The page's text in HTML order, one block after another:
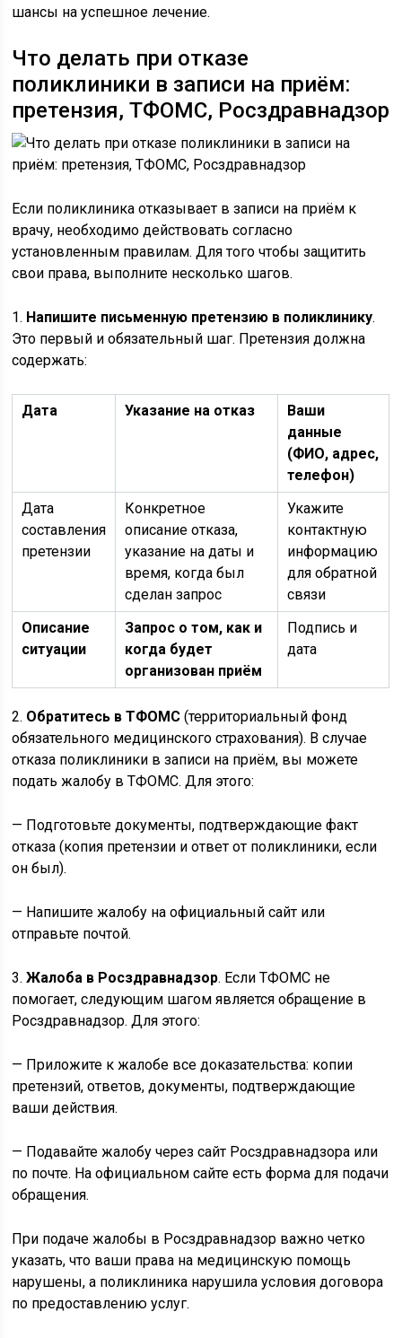
шансы на успешное лечение.
Что делать при отказе
поликлиники в записи на приём:
претензия, ТФОМС, Росздравнадзор
Если поликлиника отказывает в записи на приём к
врачу, необходимо действовать согласно
установленным правилам. Для того чтобы защитить
свои права, выполните несколько шагов.
1. Напишите письменную претензию в поликлинику.
Это первый и обязательный шаг. Претензия должна
содержать:
Дата Указание на отказ
Ваши
данные
(ФИО, адрес,
телефон)
Дата
составления
претензии
Конкретное
описание отказа,
указание на даты и
время, когда был
сделан запрос
Укажите
контактную
информацию
для обратной
связи
Описание
ситуации
Запрос о том, как и
когда будет
организован приём
Подпись и
дата
2. Обратитесь в ТФОМС (территориальный фонд
обязательного медицинского страхования). В случае
отказа поликлиники в записи на приём, вы можете
подать жалобу в ТФОМС. Для этого:
— Подготовьте документы, подтверждающие факт
отказа (копия претензии и ответ от поликлиники, если
он был).
— Напишите жалобу на официальный сайт или
отправьте почтой.
3.Жалоба в Росздравнадзор. Если ТФОМС не
помогает, следующим шагом является обращение в
Росздравнадзор. Для этого:
— Приложите к жалобе все доказательства: копии
претензий, ответов, документы, подтверждающие
ваши действия.
— Подавайте жалобу через сайт Росздравнадзора или
по почте. На официальном сайте есть форма для подачи
обращения.
При подаче жалобы в Росздравнадзор важно четко
указать, что ваши права на медицинскую помощь
нарушены, а поликлиника нарушила условия договора
по предоставлению услуг.